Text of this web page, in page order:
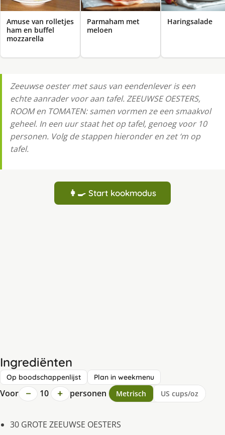
Amuse van rolletjes
ham en buffel
mozzarella
Parmaham met
meloen
Haringsalade
Zeeuwse oester met saus van eendenlever is een
echte aanrader voor aan tafel. ZEEUWSE OESTERS,
ROOM en TOMATEN: samen vormen ze een smaakvol
geheel. In een uur staat het op tafel, genoeg voor 10
personen. Volg de stappen hieronder en zet ‘m op
tafel.
👩‍🍳 Start kookmodus
Ingrediënten
Op boodschappenlijst Plan in weekmenu
Voor − 10 + personen Metrisch US cups/oz
30 GROTE ZEEUWSE OESTERS